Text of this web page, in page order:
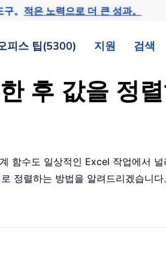
。 적은 노력으로 더 큰 성과。
피스 팁(5300) 지원 검색
후 값을 정
함수도 일상적인 Excel 작업에서
정렬하는 방법을 알려드리겠습니다